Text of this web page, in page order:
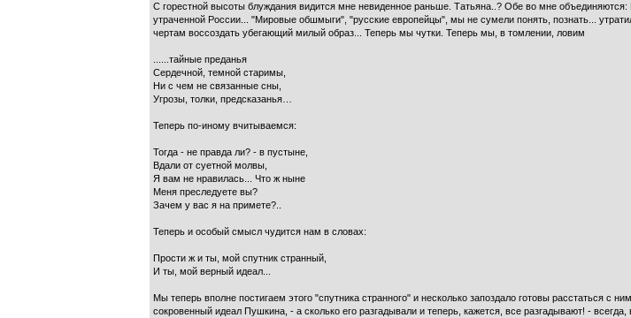
С горестной высоты блуждания видится мне невиденное раньше. Татьяна..? Обе во мне
утраченной России... "Мировые обшмыги", "русские европейцы", мы не сумели понять, познать...
чертам воссоздать убегающий милый образ... Теперь мы чутки. Теперь мы, в томлении, ловим
......тайные преданья
Сердечной, темной старимы,
Ни с чем не связанные сны,
Угрозы, толки, предсказанья…
Теперь по-иному вчитываемся:
Тогда - не правда ли? - в пустыне,
Вдали от суетной молвы,
Я вам не нравилась... Что ж ныне
Меня преследуете вы?
Зачем у вас я на примете?..
Теперь и особый смысл чудится нам в словах:
Прости ж и ты, мой спутник странный,
И ты, мой верный идеал...
Мы теперь вполне постигаем этого "спутника странного" и несколько запоздало готовы расстаться
сокровенный идеал Пушкина, - а сколько его раз­гадывали и теперь, кажется, все разгадывают! -